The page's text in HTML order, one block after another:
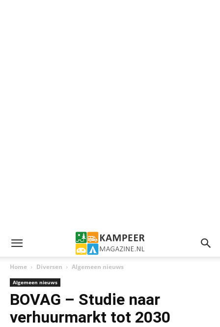
Home Diversen Algemeen nieuws
Algemeen nieuws
BOVAG – Studie naar
verhuurmarkt tot 2030